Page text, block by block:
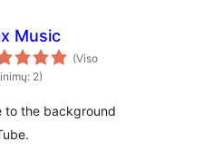
Music
(Viso
2)
to the background